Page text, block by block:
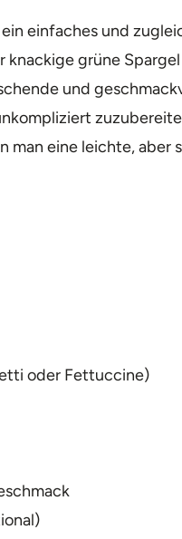
einfaches und
knackige grüne
und
man eine leichte, aber
oder Fettuccine)